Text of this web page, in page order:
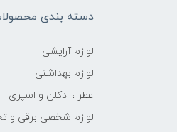
دسته بندی
لوازم آرایشی
لوازم بهداشتی
عطر ، ادکلن و اسپری
لوازم شخصی برقی و